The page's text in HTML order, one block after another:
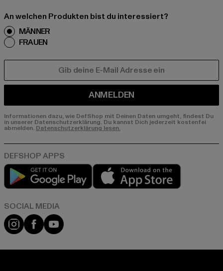
An welchen Produkten bist du interessiert?
MÄNNER
FRAUEN
ANMELDEN
Informationen dazu, wie DefShop mit Deinen Daten umgeht, findest Du
in unserer Datenschutzerklärung. Du kannst Dich jederzeit kostenfei
abmelden. Datenschutzerklärung lesen.
Play market
Instagram
FacebookYouTube